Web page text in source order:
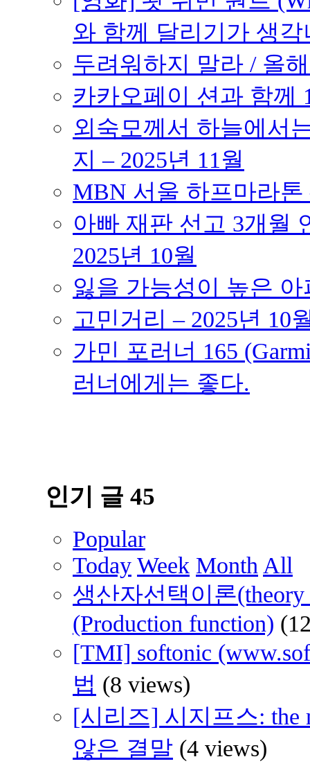
와 함께 달리기가 생각
두려워하지 말라 / 올
카카오페이 션과 함께
외숙모께서 하늘에서
지 – 2025년 11월
MBN 서울 하프마라톤
아빠 재판 선고 3개월
2025년 10월
잃을 가능성이 높은
고민거리 – 2025년 10
가민 포러너 165
러너에게는 좋다.
인기 글 45
Popular
Today Week Month All
생산자선택이론(theory
(Production function)
[TMI] softonic
법 (8 views)
[시리즈] 시지프스:
않은 결말 (4 views)